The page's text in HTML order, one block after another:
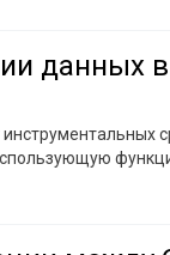
данных